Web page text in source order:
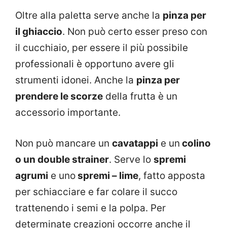
Oltre alla paletta serve anche la pinza per
il ghiaccio. Non può certo esser preso con
il cucchiaio, per essere il più possibile
professionali è opportuno avere gli
strumenti idonei. Anche la pinza per
prendere le scorze della frutta è un
accessorio importante.
Non può mancare un cavatappi e un colino
o un double strainer. Serve lo spremi
agrumi e unospremi – lime, fatto apposta
per schiacciare e far colare il succo
trattenendo i semi e la polpa. Per
determinate creazioni occorre anche il